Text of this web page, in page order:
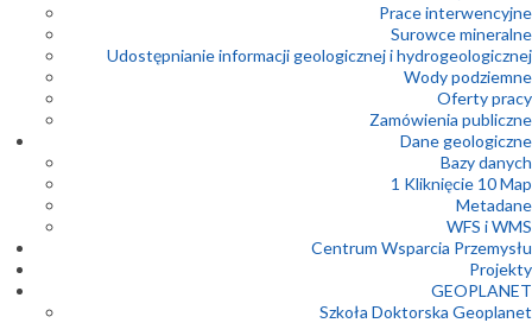
Prace interwencyjne
Surowce mineralne
Udostępnianie informacji geologicznej i hydrogeologicznej
Wody podziemne
Oferty pracy
Zamówienia publiczne
Dane geologiczne
Bazy danych
1 Kliknięcie 10 Map
Metadane
WFS i WMS
Centrum Wsparcia Przemysłu
Projekty
GEOPLANET
Szkoła Doktorska Geoplanet